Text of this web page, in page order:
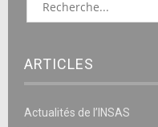
ARTICLES
Actualités de l’INSAS